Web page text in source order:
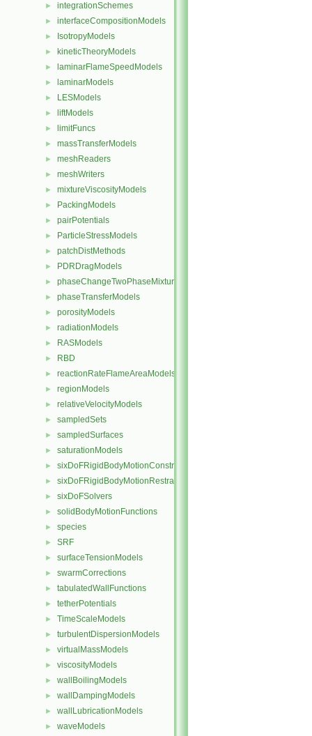
► integrationSchemes
► interfaceCompositionModels
► IsotropyModels
► kineticTheoryModels
► laminarFlameSpeedModels
► laminarModels
► LESModels
► liftModels
► limitFuncs
► massTransferModels
► meshReaders
► meshWriters
► mixtureViscosityModels
► PackingModels
► pairPotentials
► ParticleStressModels
► patchDistMethods
► PDRDragModels
► phaseChangeTwoPhaseMixtures
► phaseTransferModels
► porosityModels
► radiationModels
► RASModels
► RBD
► reactionRateFlameAreaModels
► regionModels
► relativeVelocityModels
► sampledSets
► sampledSurfaces
► saturationModels
► sixDoFRigidBodyMotionConstraints
► sixDoFRigidBodyMotionRestraints
► sixDoFSolvers
► solidBodyMotionFunctions
► species
► SRF
► surfaceTensionModels
► swarmCorrections
► tabulatedWallFunctions
► tetherPotentials
► TimeScaleModels
► turbulentDispersionModels
► virtualMassModels
► viscosityModels
► wallBoilingModels
► wallDampingModels
► wallLubricationModels
► waveModels